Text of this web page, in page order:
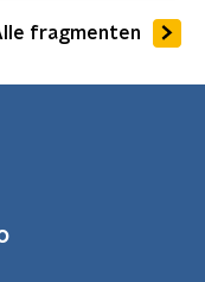
fragmenten